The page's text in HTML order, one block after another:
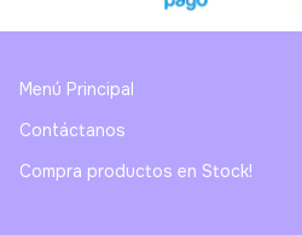
Menú Principal
Contáctanos
Compra productos en Stock!